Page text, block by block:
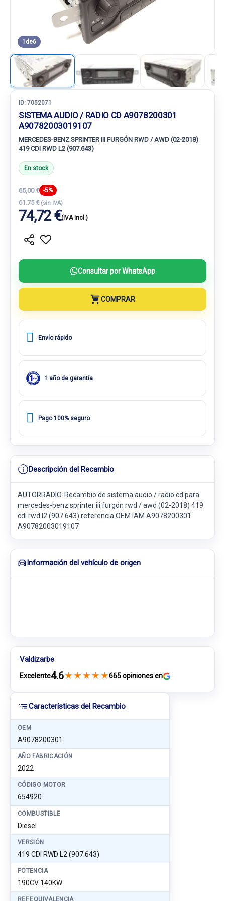
1 de6
Características del Recambio
OEM
A9078200301
AÑO FABRICACIÓN
2022
CÓDIGO MOTOR
654920
COMBUSTIBLE
Diesel
VERSIÓN
419 CDI RWD L2 (907.643)
POTENCIA
190CV 140KW
REF.EQUIVALENCIA
ID: 7052071
SISTEMA AUDIO / RADIO CD A9078200301
A90782003019107
MERCEDES-BENZ SPRINTER III FURGÓN RWD / AWD (02-2018)
419 CDI RWD L2 (907.643)
En stock
65,00 € -5%
61.75 € (sin IVA)
74,72 €(IVA incl.)
Consultar por WhatsApp
COMPRAR
Envío rápido
1 año de garantía
Pago 100% seguro
Descripción del Recambio
AUTORRADIO. Recambio de sistema audio / radio cd para
mercedes-benz sprinter iii furgón rwd / awd (02-2018) 419
cdi rwd l2 (907.643) referencia OEM IAM A9078200301
A90782003019107
Información del vehículo de origen
Valdizarbe
Excelente4.6★ ★ ★ ★ ★665 opiniones en